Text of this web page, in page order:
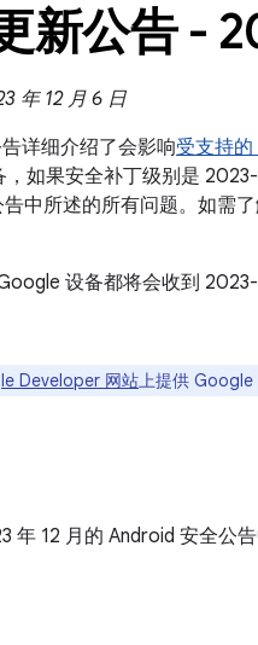
新公告 -
年 12 月 6 日
详细介绍了会影响受支持的
，如果安全补丁级别是
中所述的所有问题。如需
设备都将会收到
Developer 网站上提供 Google
年 12 月的 Android 安全公